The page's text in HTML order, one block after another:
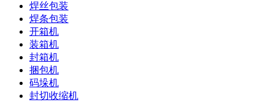
焊丝包装
焊条包装
开箱机
装箱机
封箱机
捆包机
码垛机
封切收缩机